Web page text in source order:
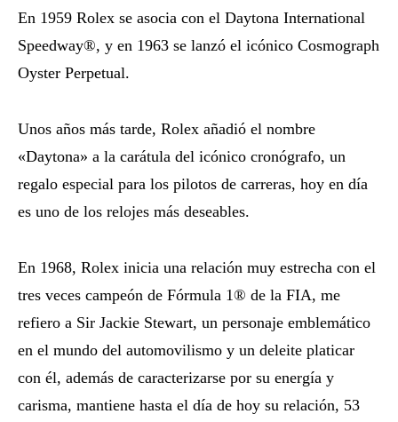
En 1959 Rolex se asocia con el Daytona International
Speedway®, y en 1963 se lanzó el icónico Cosmograph
Oyster Perpetual.
Unos años más tarde, Rolex añadió el nombre
«Daytona» a la carátula del icónico cronógrafo, un
regalo especial para los pilotos de carreras, hoy en día
es uno de los relojes más deseables.
En 1968, Rolex inicia una relación muy estrecha con el
tres veces campeón de Fórmula 1® de la FIA, me
refiero a Sir Jackie Stewart, un personaje emblemático
en el mundo del automovilismo y un deleite platicar
con él, además de caracterizarse por su energía y
carisma, mantiene hasta el día de hoy su relación, 53